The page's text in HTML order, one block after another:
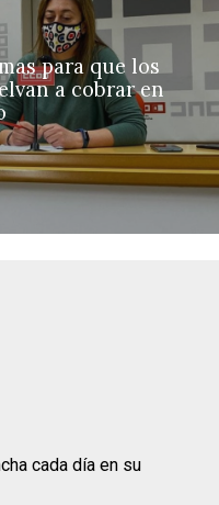
para que los
a cobrar en
cada día en su